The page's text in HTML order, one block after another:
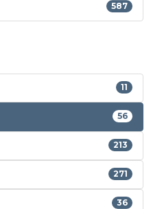
587
11
56
213
271
36